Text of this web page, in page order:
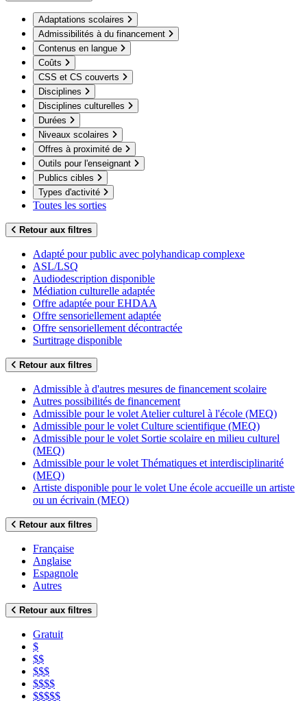
Adaptations scolaires
Admissibilités à du financement
Contenus en langue
Coûts
CSS et CS couverts
Disciplines
Disciplines culturelles
Durées
Niveaux scolaires
Offres à proximité de
Outils pour l'enseignant
Publics cibles
Types d'activité
Toutes les sorties
Retour aux filtres
Adapté pour public avec polyhandicap complexe
ASL/LSQ
Audiodescription disponible
Médiation culturelle adaptée
Offre adaptée pour EHDAA
Offre sensoriellement adaptée
Offre sensoriellement décontractée
Surtitrage disponible
Retour aux filtres
Admissible à d'autres mesures de financement scolaire
Autres possibilités de financement
Admissible pour le volet Atelier culturel à l'école (MEQ)
Admissible pour le volet Culture scientifique (MEQ)
Admissible pour le volet Sortie scolaire en milieu culturel
(MEQ)
Admissible pour le volet Thématiques et interdisciplinarité
(MEQ)
Artiste disponible pour le volet Une école accueille un artiste
ou un écrivain (MEQ)
Retour aux filtres
Française
Anglaise
Espagnole
Autres
Retour aux filtres
Gratuit
$
$$
$$$
$$$$
$$$$$